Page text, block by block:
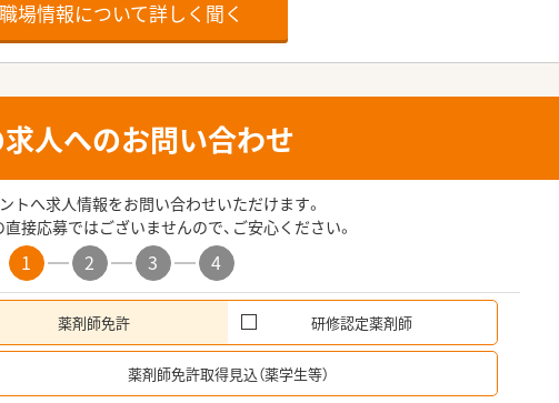
職場情報について詳しく聞く
求人へのお問い合わせ
トへ求人情報をお問い合わせいただけます。
直接応募ではございませんので、ご安心ください。
1 2 3 4
薬剤師免許 研修認定薬剤師
薬剤師免許取得見込（薬学生等）